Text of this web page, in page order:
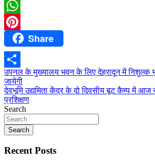
Twitter
WhatsApp
PinterestShare
Share
Post
navigation
उपनल के मुख्यालय भवन के लिए देहरादून में निशुल्क
जायेगी
देवभूमि उद्यमिता केंद्र के दो दिवसीय बूट कैम्प में आज
प्रशिक्षण
Search
Search
Recent Posts